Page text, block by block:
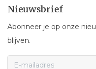
Nieuwsbrief
Abonneer je op onze
blijven.